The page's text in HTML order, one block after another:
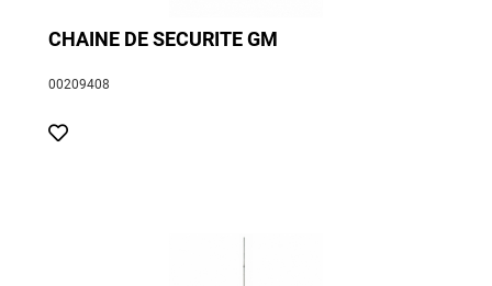
CHAINE DE SECURITE GM
00209408